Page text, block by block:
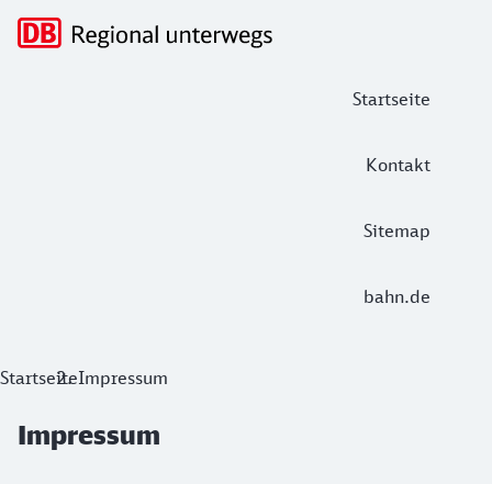
Startseite
Kontakt
Sitemap
bahn.de
Hauptnavigation
Impressum
StartseiteImpressum
Impressum